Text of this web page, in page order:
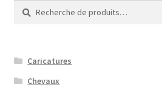
Recherche
pour :
Recherche
Caricatures
Chevaux